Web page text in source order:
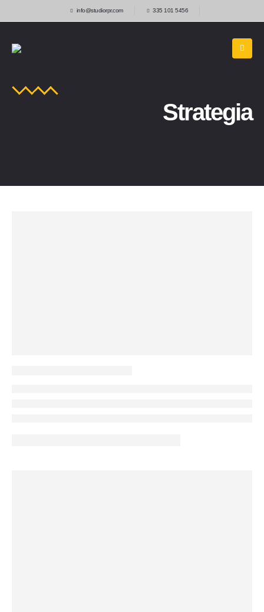
info@studiorpr.com 335 101 5456
Strategia